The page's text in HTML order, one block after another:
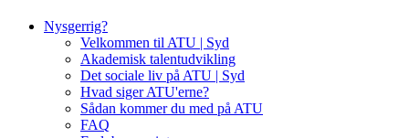
Nysgerrig?
Velkommen til ATU | Syd
Akademisk talentudvikling
Det sociale liv på ATU | Syd
Hvad siger ATU'erne?
Sådan kommer du med på ATU
FAQ